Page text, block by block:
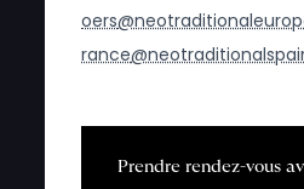
oers
rance
Prendre rendez-vous av